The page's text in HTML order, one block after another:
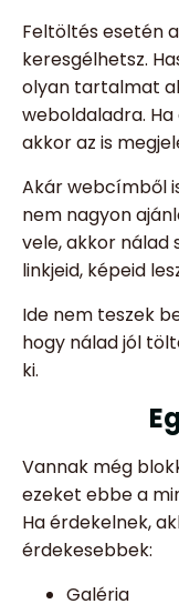
Feltöltés esetén
keresgélhetsz.
olyan tartalmat
weboldaladra.
akkor az is
Akár webcímből
nem nagyon
vele, akkor nálad
linkjeid, képeid
Ide nem teszek
hogy nálad jól
ki.
Vannak még
ezeket ebbe a
Ha érdekelnek,
érdekesebbek:
Galéria